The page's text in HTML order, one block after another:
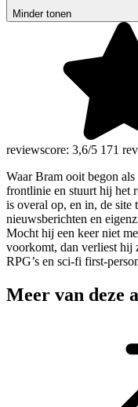
Minder tonen
reviewscore: 3,6/5 171
Waar Bram ooit begon
frontlinie en stuurt hij het
is overal op, en in, de site
nieuwsberichten en
Mocht hij een keer niet
voorkomt, dan verliest hij
RPG’s en sci-fi first-
Meer van deze